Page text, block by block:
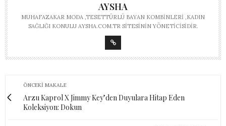
AYSHA
MUHAFAZAKAR MODA ,TESETTÜRLÜ BAYAN KOMBINLERI ,KADIN
SAĞLIĞI KONULU AYSHA.COM.TR SITESININ YÖNETICISIDIR.
ÖNCEKI MAKALE
Arzu Kaprol X Jimmy Key’den Duyulara Hitap Eden
Koleksiyon: Dokun